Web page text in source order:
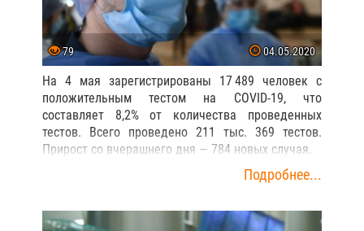
79 04.05.2020
На 4 мая зарегистрированы 17 489 человек с
положительным тестом на COVID-19, что
составляет 8,2% от количества проведенных
тестов. Всего проведено 211 тыс. 369 тестов.
Прирост со вчерашнего дня — 784 новых случая.
Подробнее...